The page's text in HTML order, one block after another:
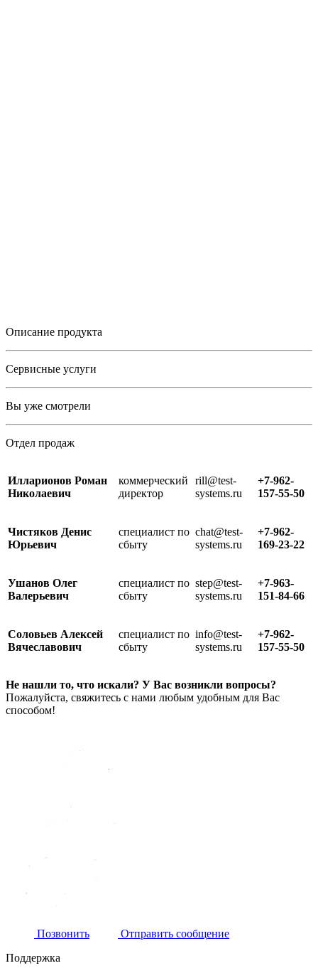
Описание продукта
Сервисные услуги
Вы уже смотрели
Отдел продаж
Илларионов Роман
Николаевич
коммерческий
директор
rill@test-
systems.ru
+7-962-
157-55-50
Чистяков Денис
Юрьевич
специалист по
сбыту
chat@test-
systems.ru
+7-962-
169-23-22
Ушанов Олег
Валерьевич
специалист по
сбыту
step@test-
systems.ru
+7-963-
151-84-66
Соловьев Алексей
Вячеславович
специалист по
сбыту
info@test-
systems.ru
+7-962-
157-55-50
Не нашли то, что искали? У Вас возникли вопросы?
Пожалуйста, свяжитесь с нами любым удобным для Вас
способом!
Позвонить
Отправить сообщение
Поддержка